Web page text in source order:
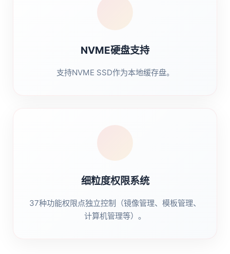
NVME硬盘支持
支持NVME SSD作为本地缓存盘。
细粒度权限系统
37种功能权限点独立控制（镜像管理、模板管理、
计算机管理等）。